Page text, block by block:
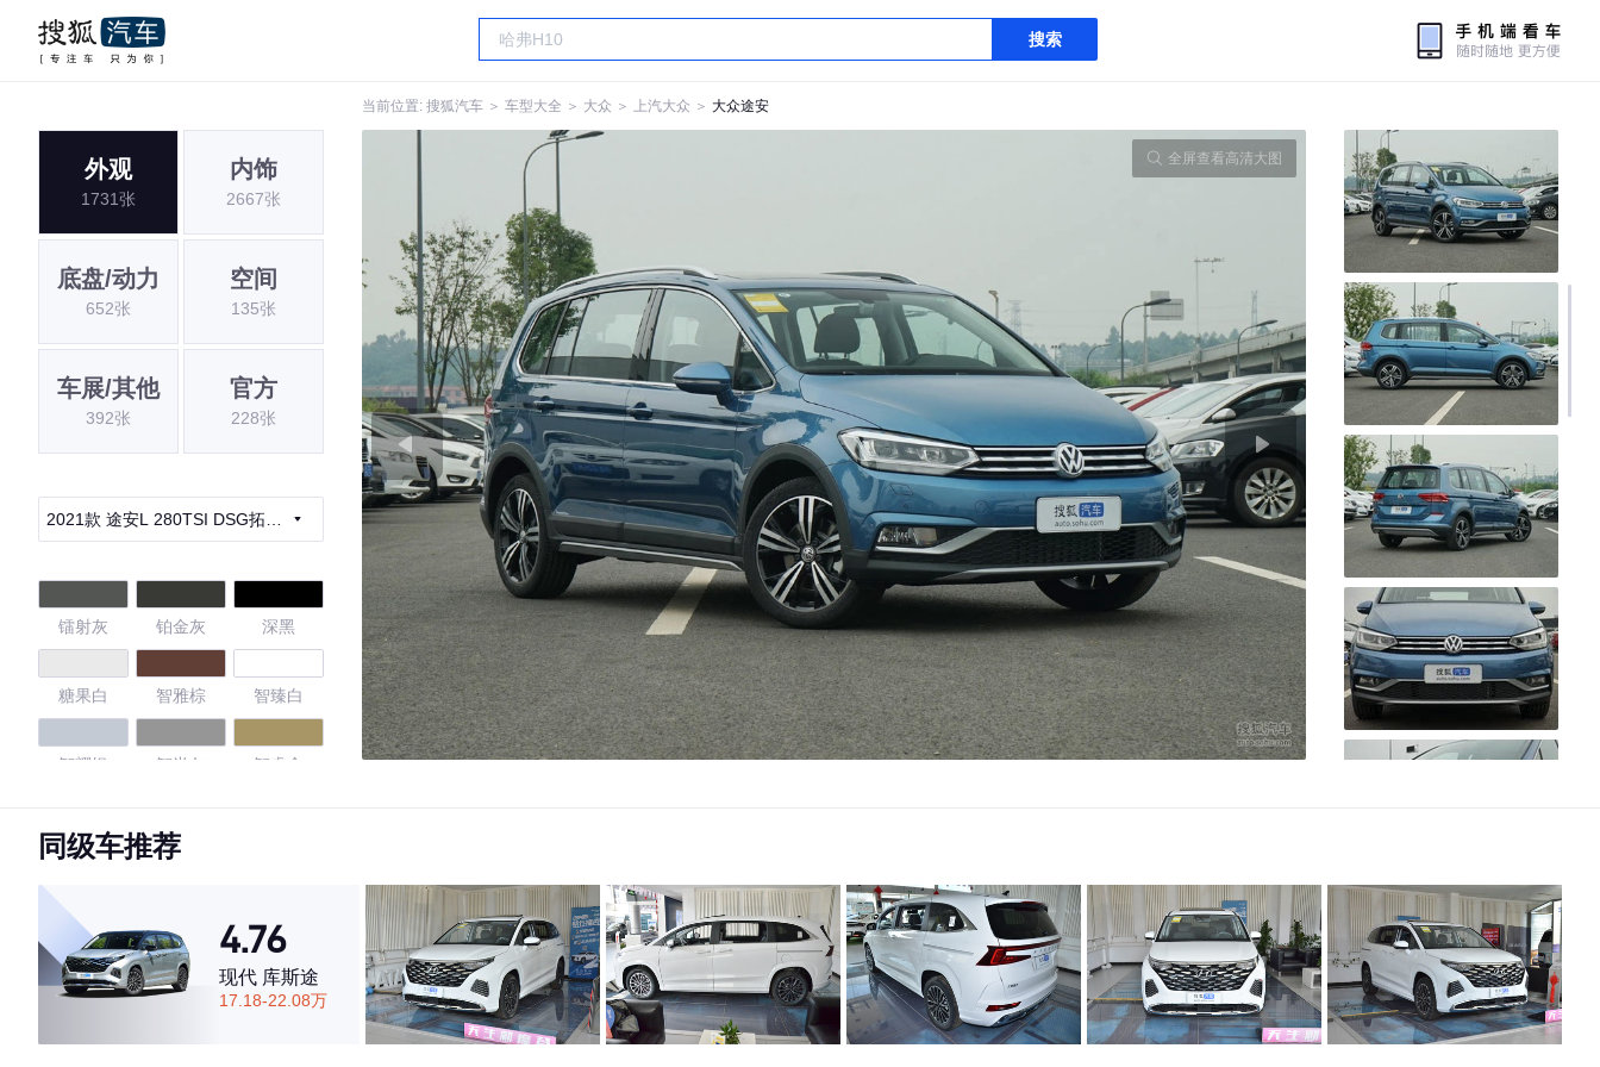
搜索
当前位置: 搜狐汽车 ＞ 车型大全 ＞ 大众 ＞ 上汽大众 ＞ 大众途安
外观
1731张
内饰
2667张
底盘/动力
652张
空间
135张
车展/其他
392张
官方
228张
2021款 途安L 280TSI DSG拓界
镭射灰 铂金灰 深黑
糖果白 智雅棕 智臻白
智耀银 智尚灰 智睿金
简约白 摩登蓝
4.55
·外观表现一般，低于72%同级车
全屏查看高清大图
同级车推荐
4.76
现代 库斯途
17.18-22.08万